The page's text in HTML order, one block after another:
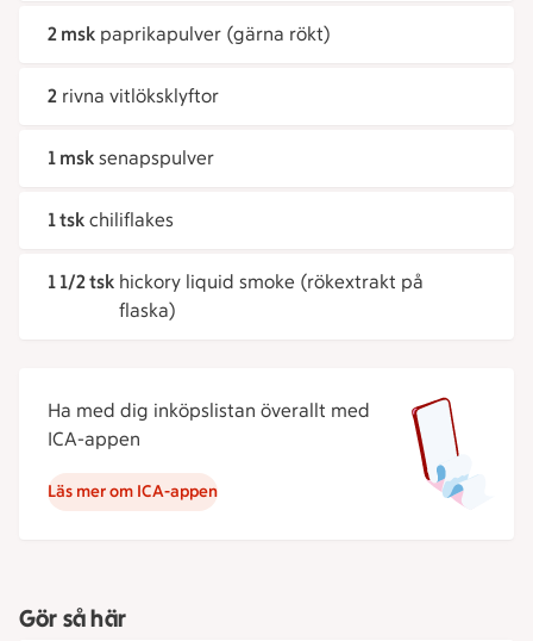
2 msk paprikapulver (gärna rökt)
2 rivna vitlöksklyftor
1 msk senapspulver
1 tsk chiliflakes
1 1/2 tsk hickory liquid smoke (rökextrakt på
flaska)
Ha med dig inköpslistan överallt med
ICA-appen
Läs mer om ICA-appen
Gör så här